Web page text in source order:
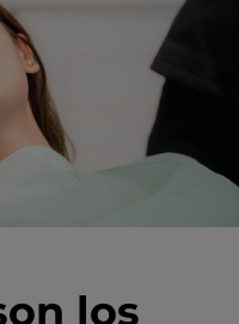
los